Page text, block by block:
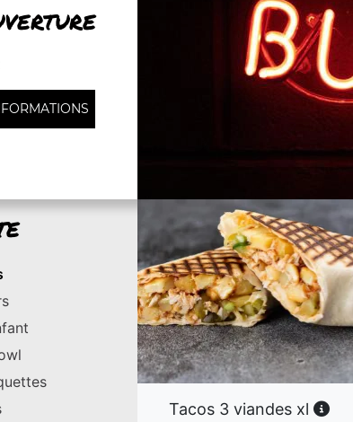
Tacos 3 viandes xl